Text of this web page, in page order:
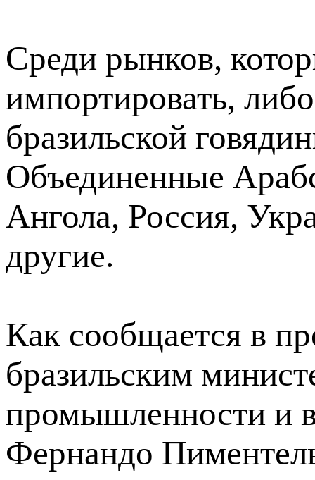
Среди рынков,
импортировать,
бразильской
Объединенные
Ангола, Россия,
другие.
Как сообщается в
бразильским
промышленности и
Фернандо